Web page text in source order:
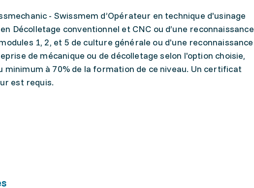
- Swissmem d’Opérateur en technique d'usinage
Décolletage conventionnel et CNC ou d’une reconnaissance
1, 2, et 5 de culture générale ou d'une reconnaissance
de mécanique ou de décolletage selon l'option choisie,
minimum à 70% de la formation de ce niveau. Un certificat
est requis.